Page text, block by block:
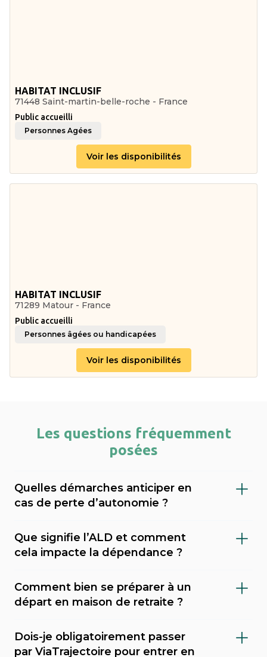
HABITAT INCLUSIF
71448 Saint-martin-belle-roche - France
Public accueilli
Personnes Agées
Voir les disponibilités
HABITAT INCLUSIF
71289 Matour - France
Public accueilli
Personnes âgées ou handicapées
Voir les disponibilités
Les questions fréquemment
posées
Quelles démarches anticiper en
cas de perte d’autonomie ?
dépendance (via le GIR), demander l’APA
(allocation personnalisée d’autonomie) au
conseil départemental, et envisager une
mesure de protection juridique (tutelle,
dans ces démarches et vous orienter vers les
établissements adaptés à votre situation.
Que signifie l’ALD et comment
cela impacte la dépendance ?
reconnaissance médicale qui permet une
prise en charge à 100 % de certains soins par
l’Assurance Maladie. En cas de dépendance,
cela peut couvrir des pathologies comme
Comment bien se préparer à un
départ en maison de retraite ?
demande de l’anticipation. Il est
Dois-je obligatoirement passer
par ViaTrajectoire pour entrer en